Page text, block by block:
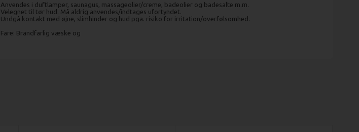
Anvendes i duftlamper, saunagus, massageolier/creme, badeolier og badesalte m.m.
Velegnet til tør hud. Må aldrig anvendes/indtages ufortyndet.
Undgå kontakt med øjne, slimhinder og hud pga. risiko for irritation/overfølsomhed.
Fare: Brandfarlig væske og